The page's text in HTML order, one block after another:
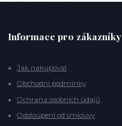
Informace pro zákazníky
Jak nakupovat
Obchodní podmínky
Ochrana osobních údajů
Odstoupení od smlouvy